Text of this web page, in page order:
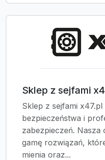
Sklep z sejfami
Sklep z sejfami
bezpieczeństwa i
zabezpieczeń.
gamę rozwiązań,
mienia oraz...